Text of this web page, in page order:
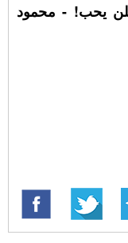
يحب! - محمود